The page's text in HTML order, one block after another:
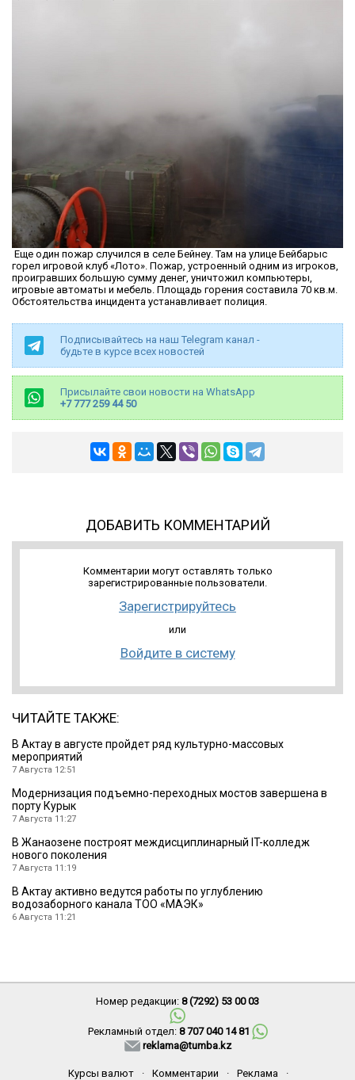
Еще один пожар случился в селе Бейнеу. Там на улице Бейбарыс
горел игровой клуб «Лото». Пожар, устроенный одним из игроков,
проигравших большую сумму денег, уничтожил компьютеры,
игровые автоматы и мебель. Площадь горения составила 70 кв.м.
Обстоятельства инцидента устанавливает полиция.
Подписывайтесь на наш Telegram канал -
будьте в курсе всех новостей
Присылайте свои новости на WhatsApp
+7 777 259 44 50
ДОБАВИТЬ КОММЕНТАРИЙ
Комментарии могут оставлять только
зарегистрированные пользователи.
Зарегистрируйтесь
или
Войдите в систему
ЧИТАЙТЕ ТАКЖЕ:
В Актау в августе пройдет ряд культурно-массовых
мероприятий
7 Августа 12:51
Модернизация подъемно-переходных мостов завершена в
порту Курык
7 Августа 11:27
В Жанаозене построят междисциплинарный IT-колледж
нового поколения
7 Августа 11:19
В Актау активно ведутся работы по углублению
водозаборного канала ТОО «МАЭК»
6 Августа 11:21
Номер редакции: 8 (7292) 53 00 03
Рекламный отдел: 8 707 040 14 81
reklama@tumba.kz
Курсы валют · Комментарии · Реклама
·